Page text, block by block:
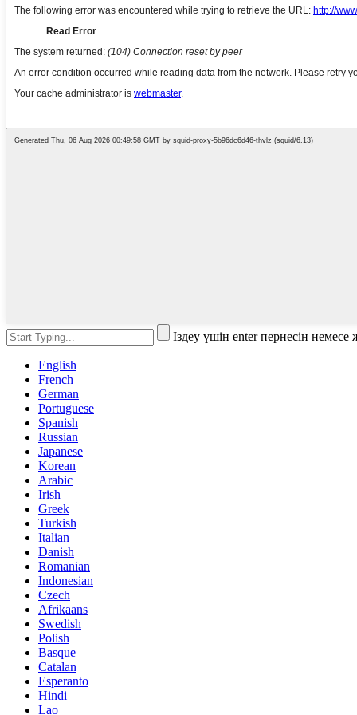
Іздеу үшін enter пернесін
English
French
German
Portuguese
Spanish
Russian
Japanese
Korean
Arabic
Irish
Greek
Turkish
Italian
Danish
Romanian
Indonesian
Czech
Afrikaans
Swedish
Polish
Basque
Catalan
Esperanto
Hindi
Lao